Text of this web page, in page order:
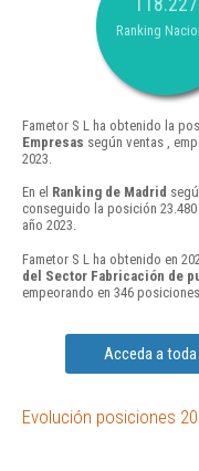
Ranking
Fametor S L ha obtenido la
Empresas según ventas ,
2023.
En el Ranking de Madrid
conseguido la posición
año 2023.
Fametor S L ha obtenido en
del Sector Fabricación de
empeorando en 346
Acceda a
Evolución posiciones